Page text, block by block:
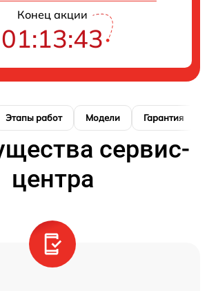
Конец акции
01:13:42
Этапы работ Модели Гарантия
сервис-
центра